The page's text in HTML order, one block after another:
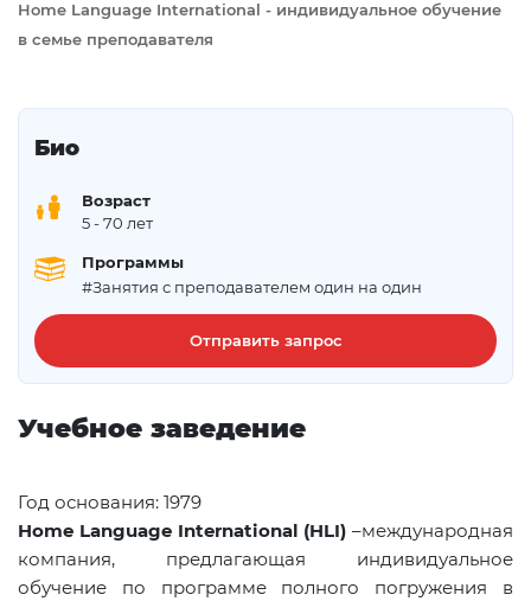
Home Language International - индивидуальное обучение
в семье преподавателя
Био
Возраст
5 - 70 лет
Программы
#Занятия с преподавателем один на один
Отправить запрос
Учебное заведение
Год основания: 1979
Home Language International (HLI) –международная
компания, предлагающая индивидуальное
обучение по программе полного погружения в